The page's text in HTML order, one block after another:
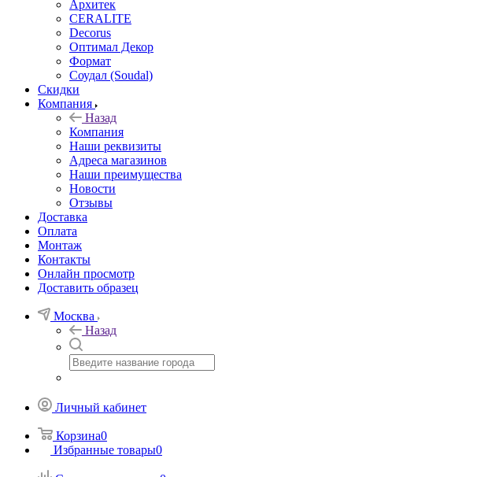
Архитек
CERALITE
Decorus
Оптимал Декор
Формат
Соудал (Soudal)
Скидки
Компания
Назад
Компания
Наши реквизиты
Адреса магазинов
Наши преимущества
Новости
Отзывы
Доставка
Оплата
Монтаж
Контакты
Онлайн просмотр
Доставить образец
Москва
Назад
Личный кабинет
Корзина0
Избранные товары0